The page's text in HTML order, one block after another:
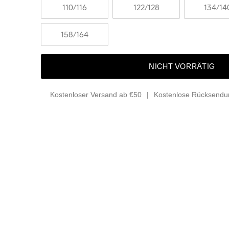
110/116 122/128 134/
158/164
NICHT VORRÄTIG
Kostenloser Versand ab €50 Kostenlose